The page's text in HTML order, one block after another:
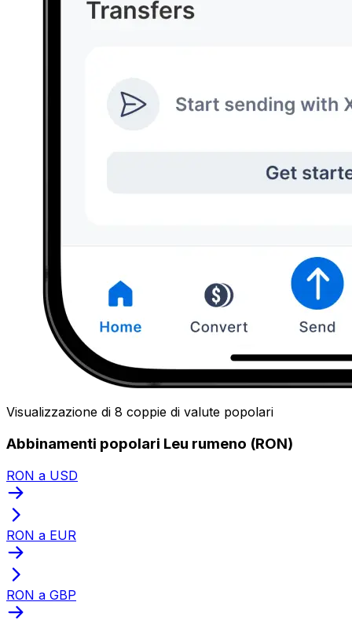
Visualizzazione di 8 coppie di valute popolari
Abbinamenti popolari Leu rumeno (RON)
RON a USD
RON a EUR
RON a GBP